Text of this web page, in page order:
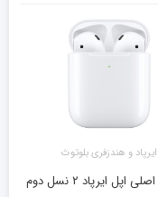
ایرپاد و هندزفری بلوتوث
اپل ایرپاد ۲ نسل دوم